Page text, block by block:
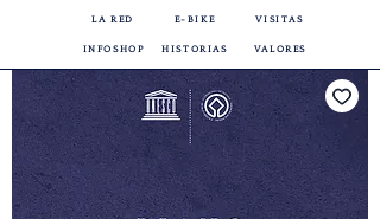
E-BIKE
LA RED VISITAS
HISTORIAS
INFOSHOP VALORES